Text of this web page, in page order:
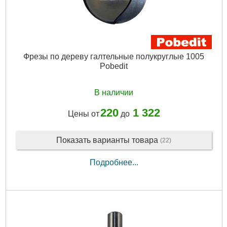
Фрезы по дереву галтельные полукруглые 1005
Pobedit
В наличии
Цены от220до 1 322
Показать варианты товара (22)
Подробнее...